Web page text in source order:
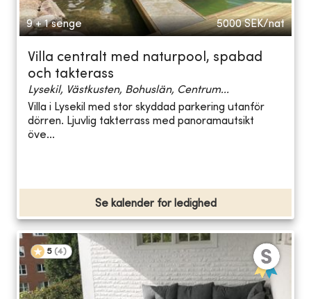
9 + 1 senge 5000 SEK/nat
Villa centralt med naturpool, spabad
och takterass
Lysekil, Västkusten, Bohuslän, Centrum...
Villa i Lysekil med stor skyddad parkering utanför
dörren. Ljuvlig takterrass med panoramautsikt
öve...
Se kalender for ledighed
5 (4)